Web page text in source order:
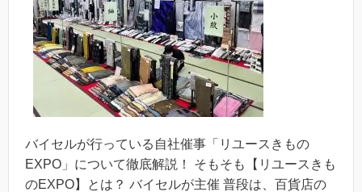
バイセルが行っている自社催事「リユースきもの
EXPO」について徹底解説！ そもそも【リユースきも
のEXPO】とは？ バイセルが主催 普段は、百貨店の